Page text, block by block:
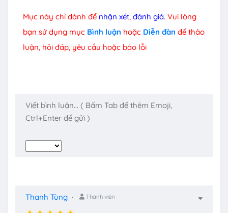
Mục này chỉ dành để nhận xét, đánh giá. Vui lòng
bạn sử dụng mục Bình luận hoặc Diễn đàn để thảo
luận, hỏi đáp, yêu cầu hoặc báo lỗi
Thanh Tùng Thành viên